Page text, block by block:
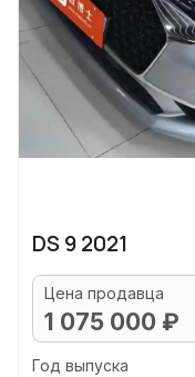
DS 9 2021
Цена продавца
1 075 000 ₽
Год выпуска